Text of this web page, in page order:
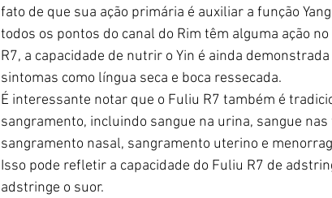
fato de que sua ação primária é auxiliar a função
todos os pontos do canal do Rim têm alguma ação no
R7, a capacidade de nutrir o Yin é ainda
sintomas como língua seca e boca ressecada.
É interessante notar que o Fuliu R7 também é
sangramento, incluindo sangue na urina, sangue
sangramento nasal, sangramento uterino e
Isso pode refletir a capacidade do Fuliu R7 de
adstringe o suor.